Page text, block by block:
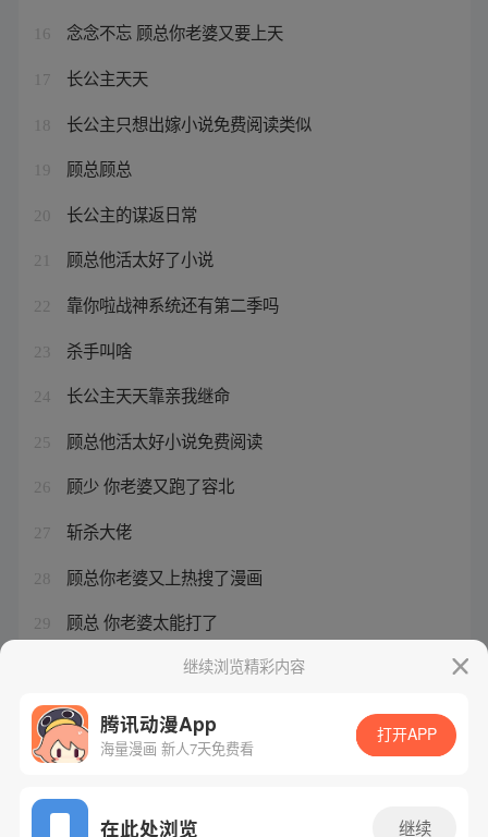
16 念念不忘 顾总你老婆又要上天
17 长公主天天
18 长公主只想出嫁小说免费阅读类似
19 顾总顾总
20 长公主的谋返日常
21 顾总他活太好了小说
22 靠你啦战神系统还有第二季吗
23 杀手叫啥
24 长公主天天靠亲我继命
25 顾总他活太好小说免费阅读
26 顾少 你老婆又跑了容北
27 斩杀大佬
28 顾总你老婆又上热搜了漫画
29 顾总 你老婆太能打了
尚公主小说免费阅读继续浏览精彩内容
腾讯动漫App
海量漫画 新人7天免费看
打开APP
在此处浏览 继续
网站备案/许可证号：粤B2-20090059-5